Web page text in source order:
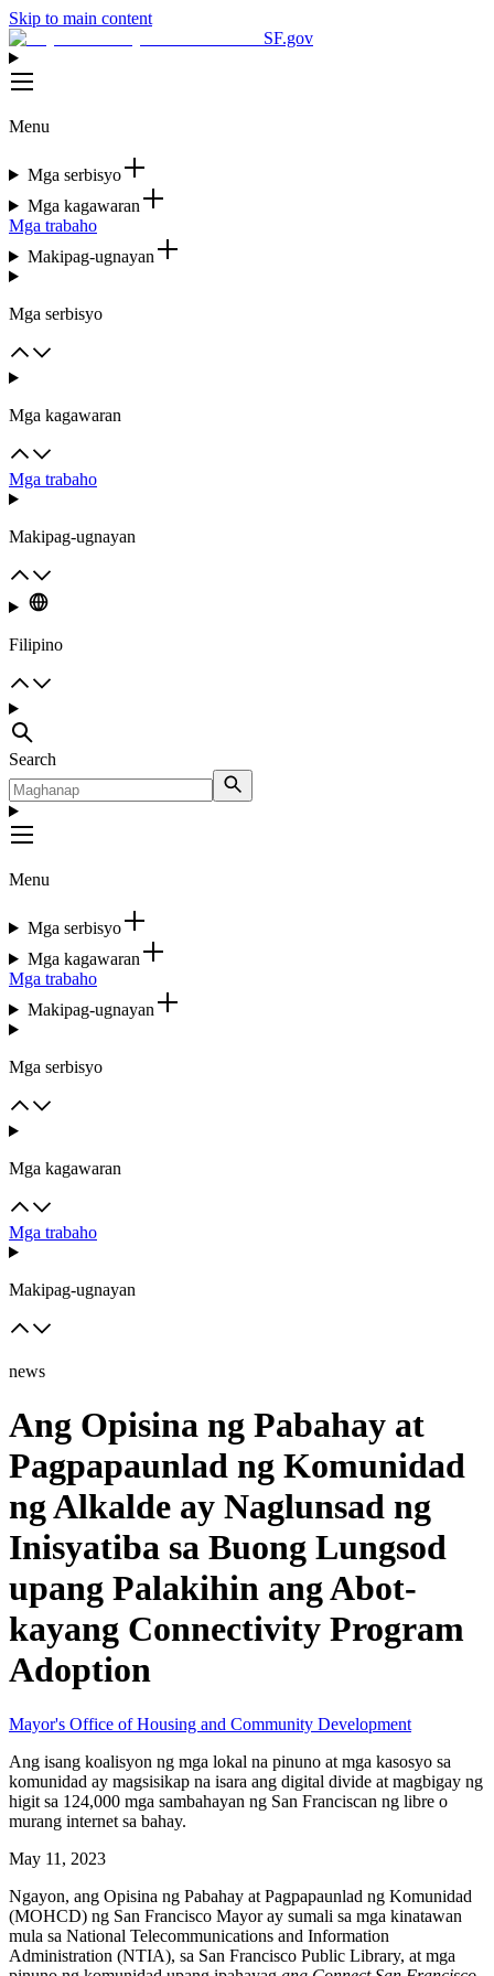
Skip to main content
SF.gov
Menu
Mga serbisyo
Mga kagawaran
Mga trabaho
Makipag-ugnayan
Mga serbisyo
Mga kagawaran
Mga trabaho
Makipag-ugnayan
Filipino
Search
Menu
Mga serbisyo
Mga kagawaran
Mga trabaho
Makipag-ugnayan
Mga serbisyo
Mga kagawaran
Mga trabaho
Makipag-ugnayan
news
Ang Opisina ng Pabahay at
Pagpapaunlad ng Komunidad
ng Alkalde ay Naglunsad ng
Inisyatiba sa Buong Lungsod
upang Palakihin ang Abot-
kayang Connectivity Program
Adoption
Mayor's Office of Housing and Community Development
Ang isang koalisyon ng mga lokal na pinuno at mga kasosyo sa
komunidad ay magsisikap na isara ang digital divide at magbigay ng
higit sa 124,000 mga sambahayan ng San Franciscan ng libre o
murang internet sa bahay.
May 11, 2023
Ngayon, ang Opisina ng Pabahay at Pagpapaunlad ng Komunidad
(MOHCD) ng San Francisco Mayor ay sumali sa mga kinatawan
mula sa National Telecommunications and Information
Administration (NTIA), sa San Francisco Public Library, at mga